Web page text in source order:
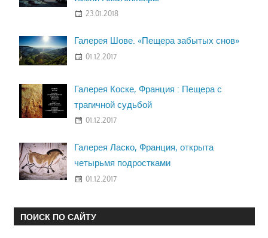
23.01.2018
Галерея Шове. «Пещера забытых снов»
01.12.2017
Галерея Коске, Франция : Пещера с
трагичной судьбой
01.12.2017
Галерея Ласко, Франция, открыта
четырьмя подростками
01.12.2017
ПОИСК ПО САЙТУ